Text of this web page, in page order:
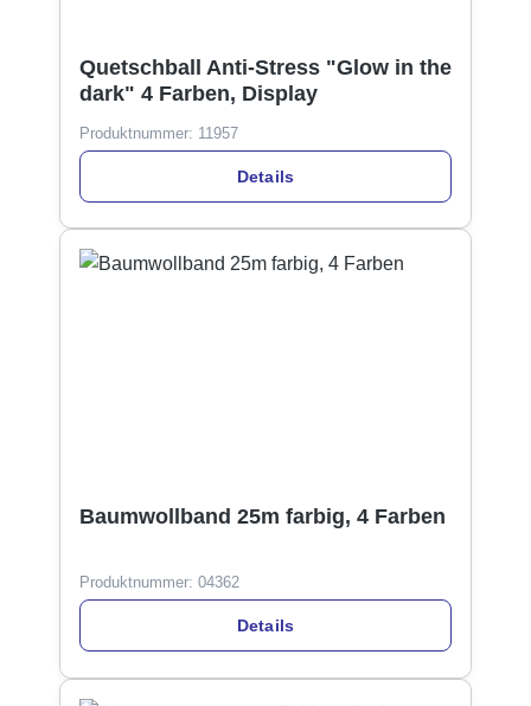
Quetschball Anti-Stress "Glow in the
dark" 4 Farben, Display
Produktnummer: 11957
Details
Baumwollband 25m farbig, 4 Farben
Produktnummer: 04362
Details